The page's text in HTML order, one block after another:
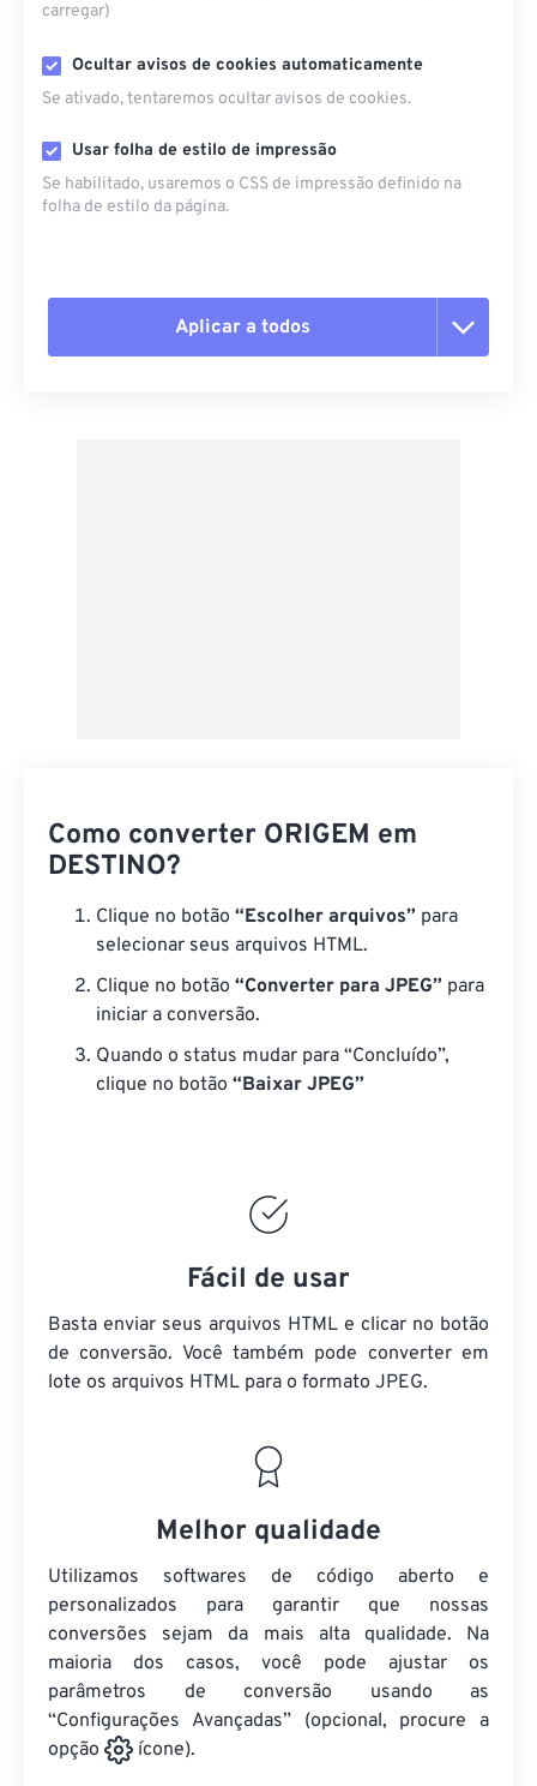
carregar)
Ocultar avisos de cookies automaticamente
Se ativado, tentaremos ocultar avisos de cookies.
Usar folha de estilo de impressão
Se habilitado, usaremos o CSS de impressão definido na
folha de estilo da página.
Aplicar a todos
Como converter ORIGEM em
DESTINO?
Clique no botão “Escolher arquivos” para
selecionar seus arquivos HTML.
Clique no botão “Converter para JPEG” para
iniciar a conversão.
Quando o status mudar para “Concluído”,
clique no botão “Baixar JPEG”
Fácil de usar
Basta enviar seus arquivos HTML e clicar no botão
de conversão. Você também pode converter em
lote os arquivos HTML para o formato JPEG.
Melhor qualidade
Utilizamos softwares de código aberto e
personalizados para garantir que nossas
conversões sejam da mais alta qualidade. Na
maioria dos casos, você pode ajustar os
parâmetros de conversão usando as
“Configurações Avançadas” (opcional, procure a
opção
ícone).